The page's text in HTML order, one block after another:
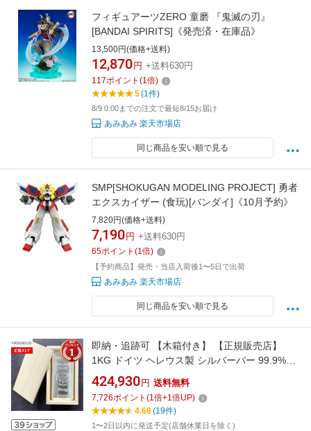
フィギュアーツZERO 童磨 『鬼滅の刃』
[BANDAI SPIRITS]《発売済・在庫品》
13,500円(価格+送料)
12,870 円 +送料630円
117ポイント (1倍)
5(1件)
8/9 0:00までの注文で最短8/15お届け
あみあみ 楽天市場店
同じ商品を安い順で見る
SMP[SHOKUGAN MODELING PROJECT] 勇者
エクスカイザー (食玩)[バンダイ]《10月予約》
7,820円(価格+送料)
7,190 円 +送料630円
65ポイント (1倍)
【予約商品】発売・当店入荷後1〜5日で出荷
あみあみ 楽天市場店
同じ商品を安い順で見る
即納・追跡可 【木箱付き】 【正規販売店】
1KG ドイツ ヘレウス製 シルバーバー 99.9%
※※ 純銀 インゴット ingot シルバーバー
SILVER 1kg 1000グラム 1000g
424,930 円 送料無料
7,726ポイント (1倍+1倍UP)
4.68(19件)
1〜2日以内に発送予定(店舗休業日を除く)